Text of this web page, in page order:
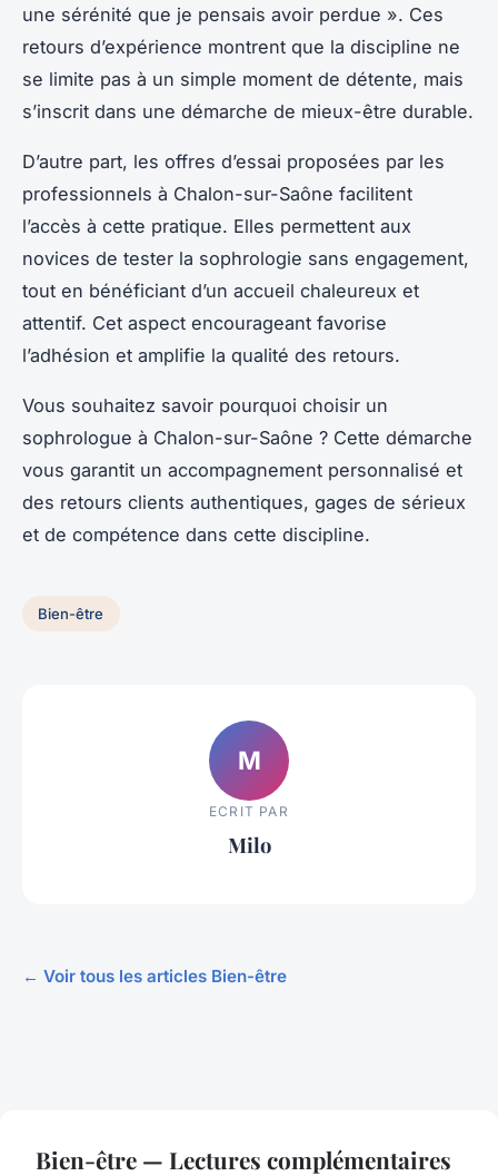
une sérénité que je pensais avoir perdue ». Ces
retours d’expérience montrent que la discipline ne
se limite pas à un simple moment de détente, mais
s’inscrit dans une démarche de mieux-être durable.
D’autre part, les offres d’essai proposées par les
professionnels à Chalon-sur-Saône facilitent
l’accès à cette pratique. Elles permettent aux
novices de tester la sophrologie sans engagement,
tout en bénéficiant d’un accueil chaleureux et
attentif. Cet aspect encourageant favorise
l’adhésion et amplifie la qualité des retours.
Vous souhaitez savoir pourquoi choisir un
sophrologue à Chalon-sur-Saône ? Cette démarche
vous garantit un accompagnement personnalisé et
des retours clients authentiques, gages de sérieux
et de compétence dans cette discipline.
Bien-être
M
ECRIT PAR
Milo
← Voir tous les articles Bien-être
Bien-être — Lectures complémentaires